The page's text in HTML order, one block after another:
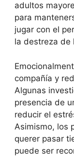
adultos
para
jugar con el
la destreza de
compañía y
Algunas
presencia de
reducir el
Asimismo, los
querer pasar
puede ser